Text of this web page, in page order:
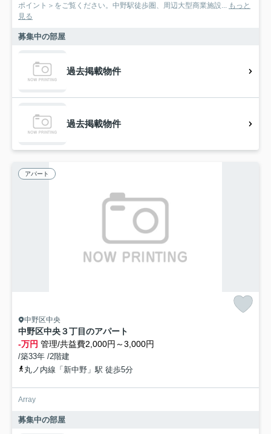
ポイント＞をご覧ください。中野駅徒歩圏、周辺大型商業施設... もっと
見る
募集中の部屋
過去掲載物件
過去掲載物件
アパート
中野区中央
中野区中央３丁目のアパート
-万円 管理/共益費2,000円～3,000円
/築33年 /2階建
丸ノ内線「新中野」駅 徒歩5分
Array
募集中の部屋